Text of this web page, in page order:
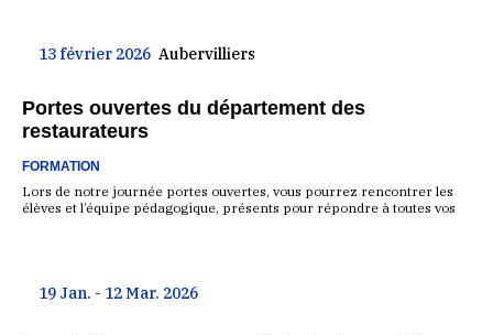
13 février 2026 Aubervilliers
Portes ouvertes du département des
restaurateurs
FORMATION
Lors de notre journée portes ouvertes, vous pourrez rencontrer les
élèves et l’équipe pédagogique, présents pour répondre à toutes vos
19 Jan. - 12 Mar. 2026